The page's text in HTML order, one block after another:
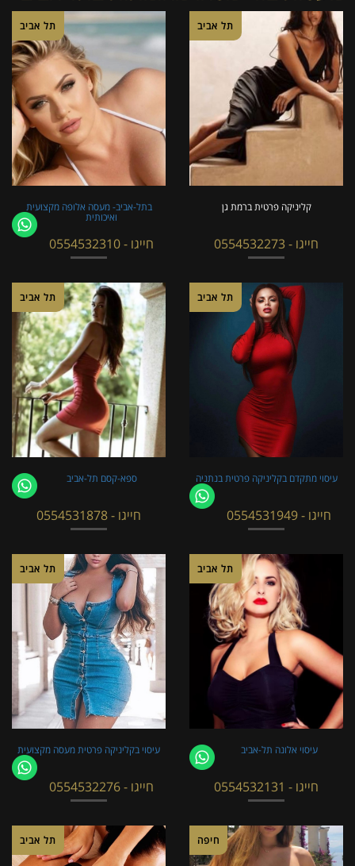
תל אביב
בתל-אביב- מעסה אלופה מקצועית
ואיכותית
חייגו - 0554532310
תל אביב
קליניקה פרטית ברמת גן
חייגו - 0554532273
תל אביב
ספא-קסם תל-אביב
חייגו - 0554531878
תל אביב
עיסוי מתקדם בקליניקה פרטית בנתניה
חייגו - 0554531949
תל אביב
עיסוי בקליניקה פרטית מעסה מקצועית
חייגו - 0554532276
תל אביב
עיסוי אלונה תל-אביב
חייגו - 0554532131
תל אביב חיפה